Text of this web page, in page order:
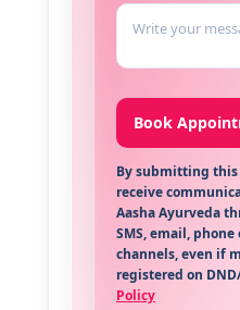
By submitting
receive
Aasha Ayurveda
SMS, email,
channels, even if
registered on
Policy